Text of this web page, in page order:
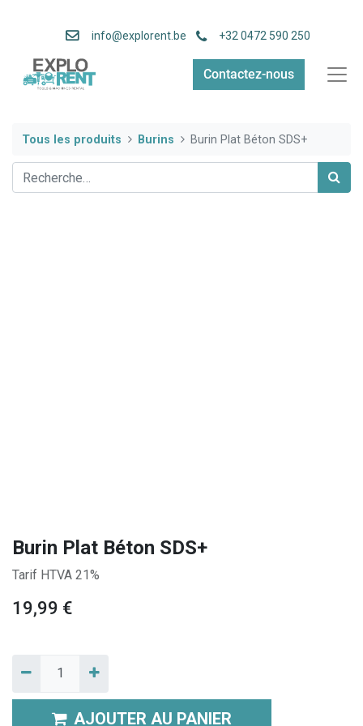
info@explorent.be +32 0472 590 250
Contactez-nous
Tous les produits Burins Burin Plat Béton SDS+
Burin Plat Béton SDS+
Tarif HTVA 21%
19,99 €
AJOUTER AU PANIER